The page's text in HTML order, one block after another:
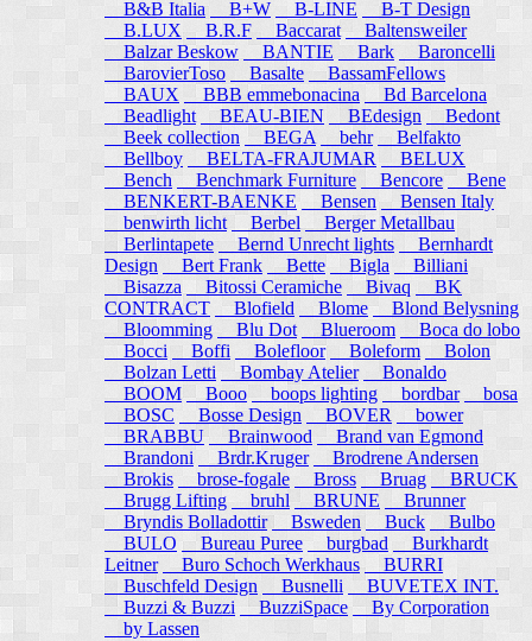
B&B Italia
B+W B-LINE
B-T Design
B.LUX
B.R.F Baccarat
Baltensweiler
Balzar Beskow
BANTIE Bark
Baroncelli
BarovierToso
Basalte
BassamFellows
BAUX
BBB emmebonacina
Bd Barcelona
Beadlight
BEAU-BIEN BEdesign
Bedont
Beek collection
BEGA behr
Belfakto
Bellboy
BELTA-FRAJUMAR
BELUX
Bench
Benchmark Furniture Bencore
Bene
BENKERT-BAENKE
Bensen
Bensen Italy
benwirth licht
Berbel
Berger Metallbau
Berlintapete
Bernd Unrecht lights
Bernhardt
Design
Bert Frank Bette Bigla
Billiani
Bisazza
Bitossi Ceramiche Bivaq
BK
CONTRACT
Blofield Blome Blond Belysning
Bloomming
Blu Dot Blueroom
Boca do lobo
Bocci
Boffi Bolefloor Boleform
Bolon
Bolzan Letti
Bombay Atelier
Bonaldo
BOOM
Booo boops lighting bordbar
bosa
BOSC
Bosse Design BOVER
bower
BRABBU
Brainwood
Brand van Egmond
Brandoni
Brdr.Kruger
Brodrene Andersen
Brokis
brose-fogale Bross Bruag
BRUCK
Brugg Lifting
bruhl BRUNE
Brunner
Bryndis Bolladottir
Bsweden Buck
Bulbo
BULO
Bureau Puree burgbad
Burkhardt
Leitner
Buro Schoch Werkhaus
BURRI
Buschfeld Design
Busnelli
BUVETEX INT.
Buzzi & Buzzi
BuzziSpace By Corporation
by Lassen